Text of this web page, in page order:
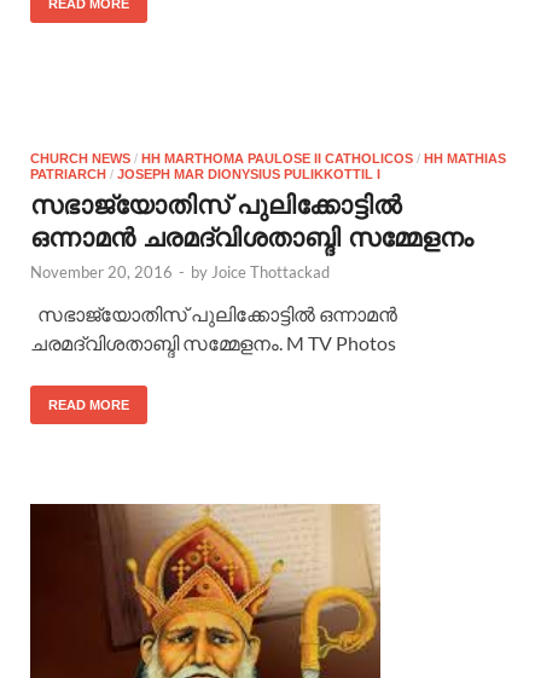
READ MORE
CHURCH NEWS / HH MARTHOMA PAULOSE II CATHOLICOS / HH MATHIAS
PATRIARCH / JOSEPH MAR DIONYSIUS PULIKKOTTIL I
സഭാജ്യോതിസ് പുലിക്കോട്ടില്‍
ഒന്നാമന്‍ ചരമദ്വിശതാബ്ദി സമ്മേളനം
November 20, 2016 - byJoice Thottackad
സഭാജ്യോതിസ് പുലിക്കോട്ടില്‍ ഒന്നാമന്‍
ചരമദ്വിശതാബ്ദി സമ്മേളനം. M TV Photos
READ MORE